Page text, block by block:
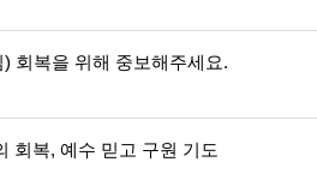
회복을 위해 중보해주세요.
회복, 예수 믿고 구원 기도